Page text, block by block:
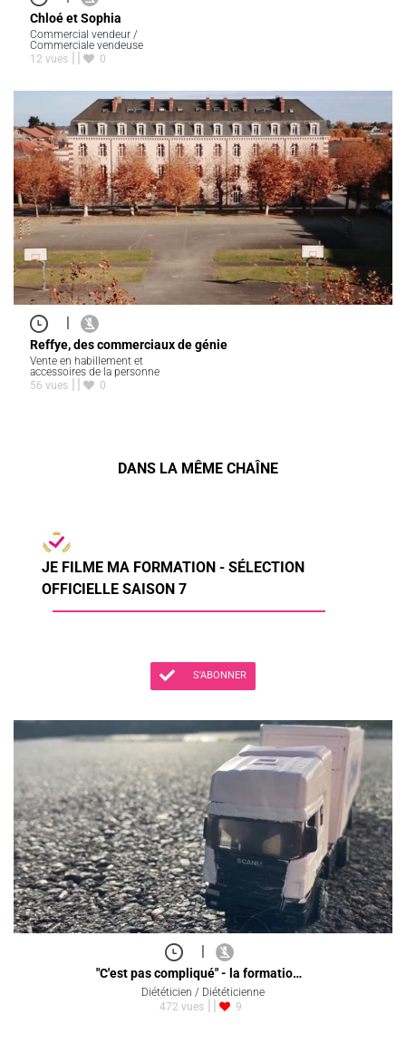
Chloé et Sophia
Commercial vendeur /
Commerciale vendeuse
12 vues
0
|
Reffye, des commerciaux de génie
Vente en habillement et
accessoires de la personne
56 vues
0
DANS LA MÊME CHAÎNE
JE FILME MA FORMATION - SÉLECTION
OFFICIELLE SAISON 7
S'ABONNER
"C'est pas compliqué" - la formatio…
Diététicien / Diététicienne
472 vues
9